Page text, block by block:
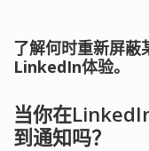
了解何时重新屏蔽
LinkedIn体验。
当你在
到通知吗？